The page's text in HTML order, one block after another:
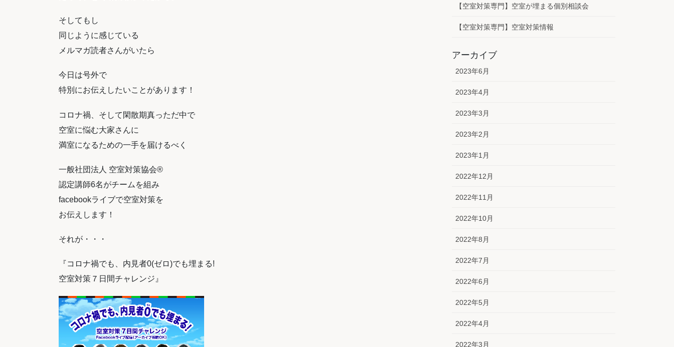
そしてもし
同じように感じている
メルマガ読者さんがいたら
今日は号外で
特別にお伝えしたいことがあります！
コロナ禍、そして閑散期真っただ中で
空室に悩む大家さんに
満室になるための一手を届けるべく
一般社団法人 空室対策協会®
認定講師6名がチームを組み
facebookライブで空室対策を
お伝えします！
それが・・・
『コロナ禍でも、内見者0(ゼロ)でも埋まる!
空室対策７日間チャレンジ』
【空室対策専門】空室が埋まる個別相談会
【空室対策専門】空室対策情報
アーカイブ
2023年6月
2023年4月
2023年3月
2023年2月
2023年1月
2022年12月
2022年11月
2022年10月
2022年8月
2022年7月
2022年6月
2022年5月
2022年4月
2022年3月